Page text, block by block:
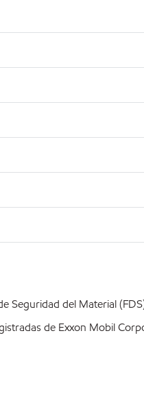
Seguridad del Material
de Exxon Mobil